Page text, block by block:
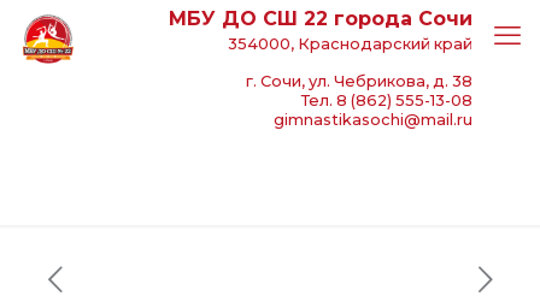
МБУ ДО СШ 22 города Сочи
354000, Краснодарский край
г. Сочи, ул. Чебрикова, д. 38
Тел. 8 (862) 555-13-08
gimnastikasochi@mail.ru